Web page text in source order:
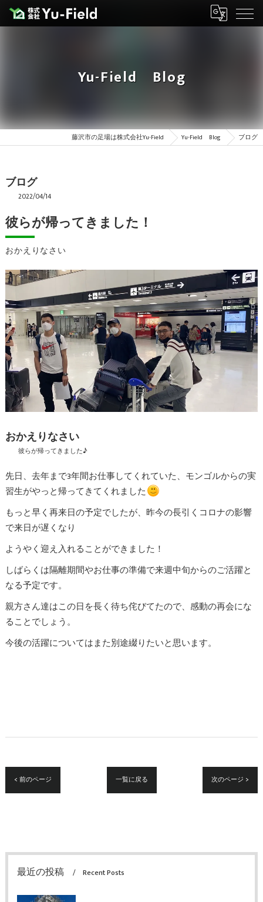
Yu-Field Blog
藤沢市の足場は株式会社Yu-Field Yu-Field Blog ブログ
ブログ
2022/04/14
おかえりなさい
彼らが帰ってきました！
おかえりなさい
彼らが帰ってきました♪
先日、去年まで3年間お仕事してくれていた、モンゴルからの実
習生がやっと帰ってきてくれました
もっと早く再来日の予定でしたが、昨今の長引くコロナの影響
で来日が遅くなり
ようやく迎え入れることができました！
しばらくは隔離期間やお仕事の準備で来週中旬からのご活躍と
なる予定です。
親方さん達はこの日を長く待ち侘びてたので、感動の再会にな
ることでしょう。
今後の活躍についてはまた別途綴りたいと思います。
< 前のページ 一覧に戻る 次のページ >
最近の投稿 Recent Posts